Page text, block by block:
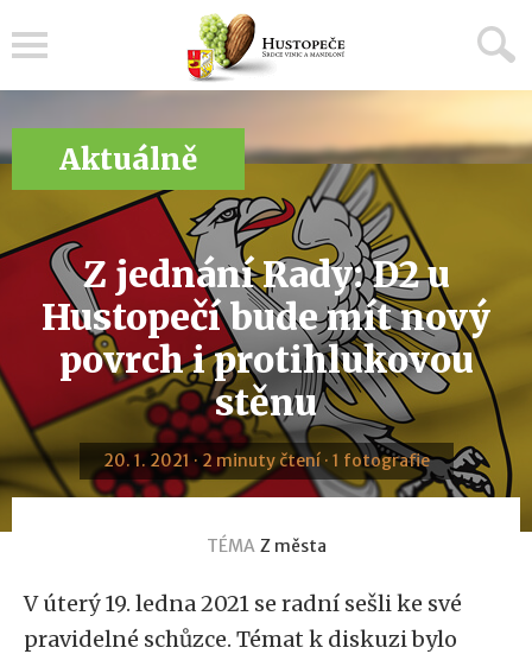
Aktuálně
Z jednání Rady: D2 u
Hustopečí bude mít nový
povrch i protihlukovou
stěnu
20. 1. 2021 · 2 minuty čtení · 1 fotografie
TÉMA Z města
V úterý 19. ledna 2021 se radní sešli ke své
pravidelné schůzce. Témat k diskuzi bylo